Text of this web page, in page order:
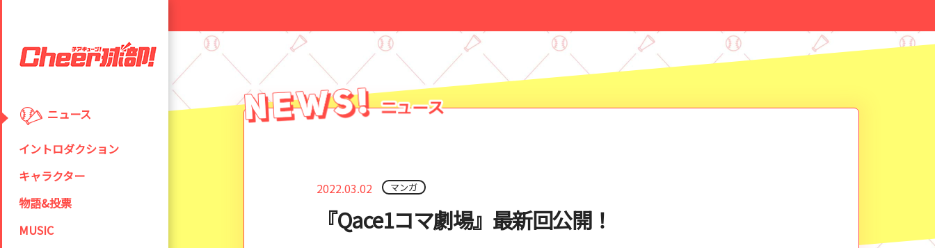
ニュース
イントロダクション
キャラクター
物語&投票
MUSIC
2022.03.02 マンガ
『Qace1コマ劇場』最新回公開！